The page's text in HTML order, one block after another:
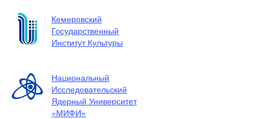
Кемеровский
Государственный
Институт Культуры
Национальный
Исследовательский
Ядерный Университет
«МИФИ»